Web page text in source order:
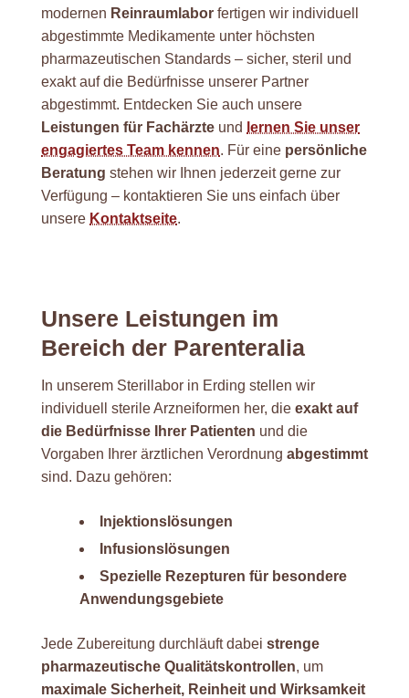
modernen Reinraumlabor fertigen wir individuell
abgestimmte Medikamente unter höchsten
pharmazeutischen Standards – sicher, steril und
exakt auf die Bedürfnisse unserer Partner
abgestimmt. Entdecken Sie auch unsere
Leistungen für Fachärzte und lernen Sie unser
engagiertes Team kennen. Für eine persönliche
Beratung stehen wir Ihnen jederzeit gerne zur
Verfügung – kontaktieren Sie uns einfach über
unsere Kontaktseite.
Unsere Leistungen im
Bereich der Parenteralia
In unserem Sterillabor in Erding stellen wir
individuell sterile Arzneiformen her, die exakt auf
die Bedürfnisse Ihrer Patienten und die
Vorgaben Ihrer ärztlichen Verordnung abgestimmt
sind. Dazu gehören:
Injektionslösungen
Infusionslösungen
Spezielle Rezepturen für besondere
Anwendungsgebiete
Jede Zubereitung durchläuft dabei strenge
pharmazeutische Qualitätskontrollen, um
maximale Sicherheit, Reinheit und Wirksamkeit